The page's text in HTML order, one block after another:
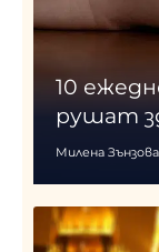
10
рушат
Милена Зънзова